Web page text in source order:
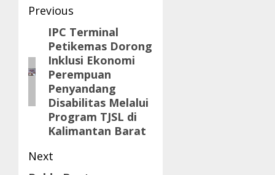
Post
navigation
Previous
Previous
post:
IPC Terminal
Petikemas Dorong
Inklusi Ekonomi
Perempuan
Penyandang
Disabilitas Melalui
Program TJSL di
Kalimantan Barat
Next